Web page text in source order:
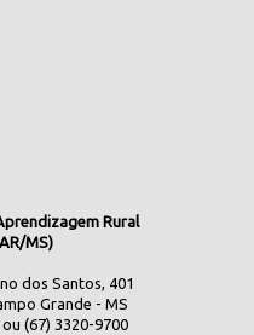
Rural
MS)
dos Santos, 401
Grande - MS
(67) 3320-9700